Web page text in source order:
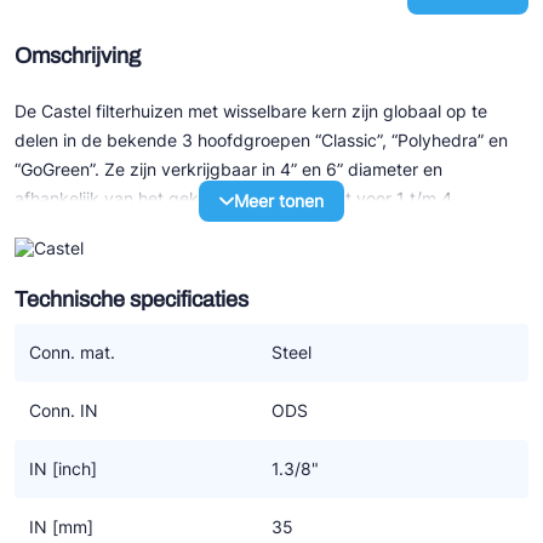
Omschrijving
De Castel filterhuizen met wisselbare kern zijn globaal op te
delen in de bekende 3 hoofdgroepen “Classic”, “Polyhedra” en
“GoGreen”. Ze zijn verkrijgbaar in 4” en 6” diameter en
afhankelijk van het gekozen type geschikt voor 1 t/m 4
patronen. En dat kan zijn voor een droger uitvoering (A) of als
een zuigfilter (C).
De toevoeging F in AF en CF staat voor stalen lasaansluiting. De
bussen zijn gekalibreerd voor soldeeraansluitingen.
In de omschrijving wordt weergegeven waarvoor het huis
“CO2” = Alleen geschikt voor R744. Heb je een filterhuis nodig
(droger) beschikbaar, niet als zuigfilterpatroon (type C).
Meer tonen
Technische specificaties
Conn. mat. Steel
Conn. IN ODS
IN [inch] 1.3/8"
IN [mm] 35